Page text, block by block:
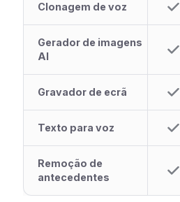
Clonagem de voz
Gerador de imagens
AI
Gravador de ecrã
Texto para voz
Remoção de
antecedentes